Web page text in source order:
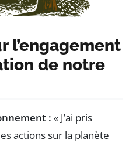
l’engagement
de notre
: « J’ai pris
actions sur la planète